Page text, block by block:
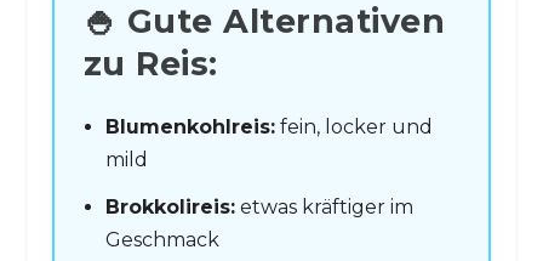
🍚 Gute Alternativen
zu Reis:
Blumenkohlreis:fein, locker und
mild
Brokkolireis:etwas kräftiger im
Geschmack